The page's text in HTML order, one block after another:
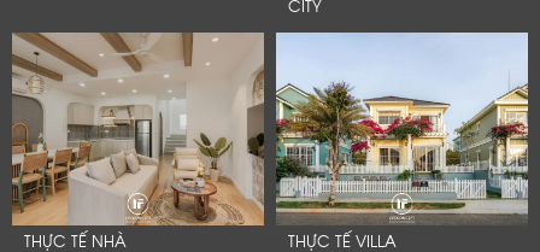
CITY
THỰC TẾ NHÀ
THỰC TẾ VILLA